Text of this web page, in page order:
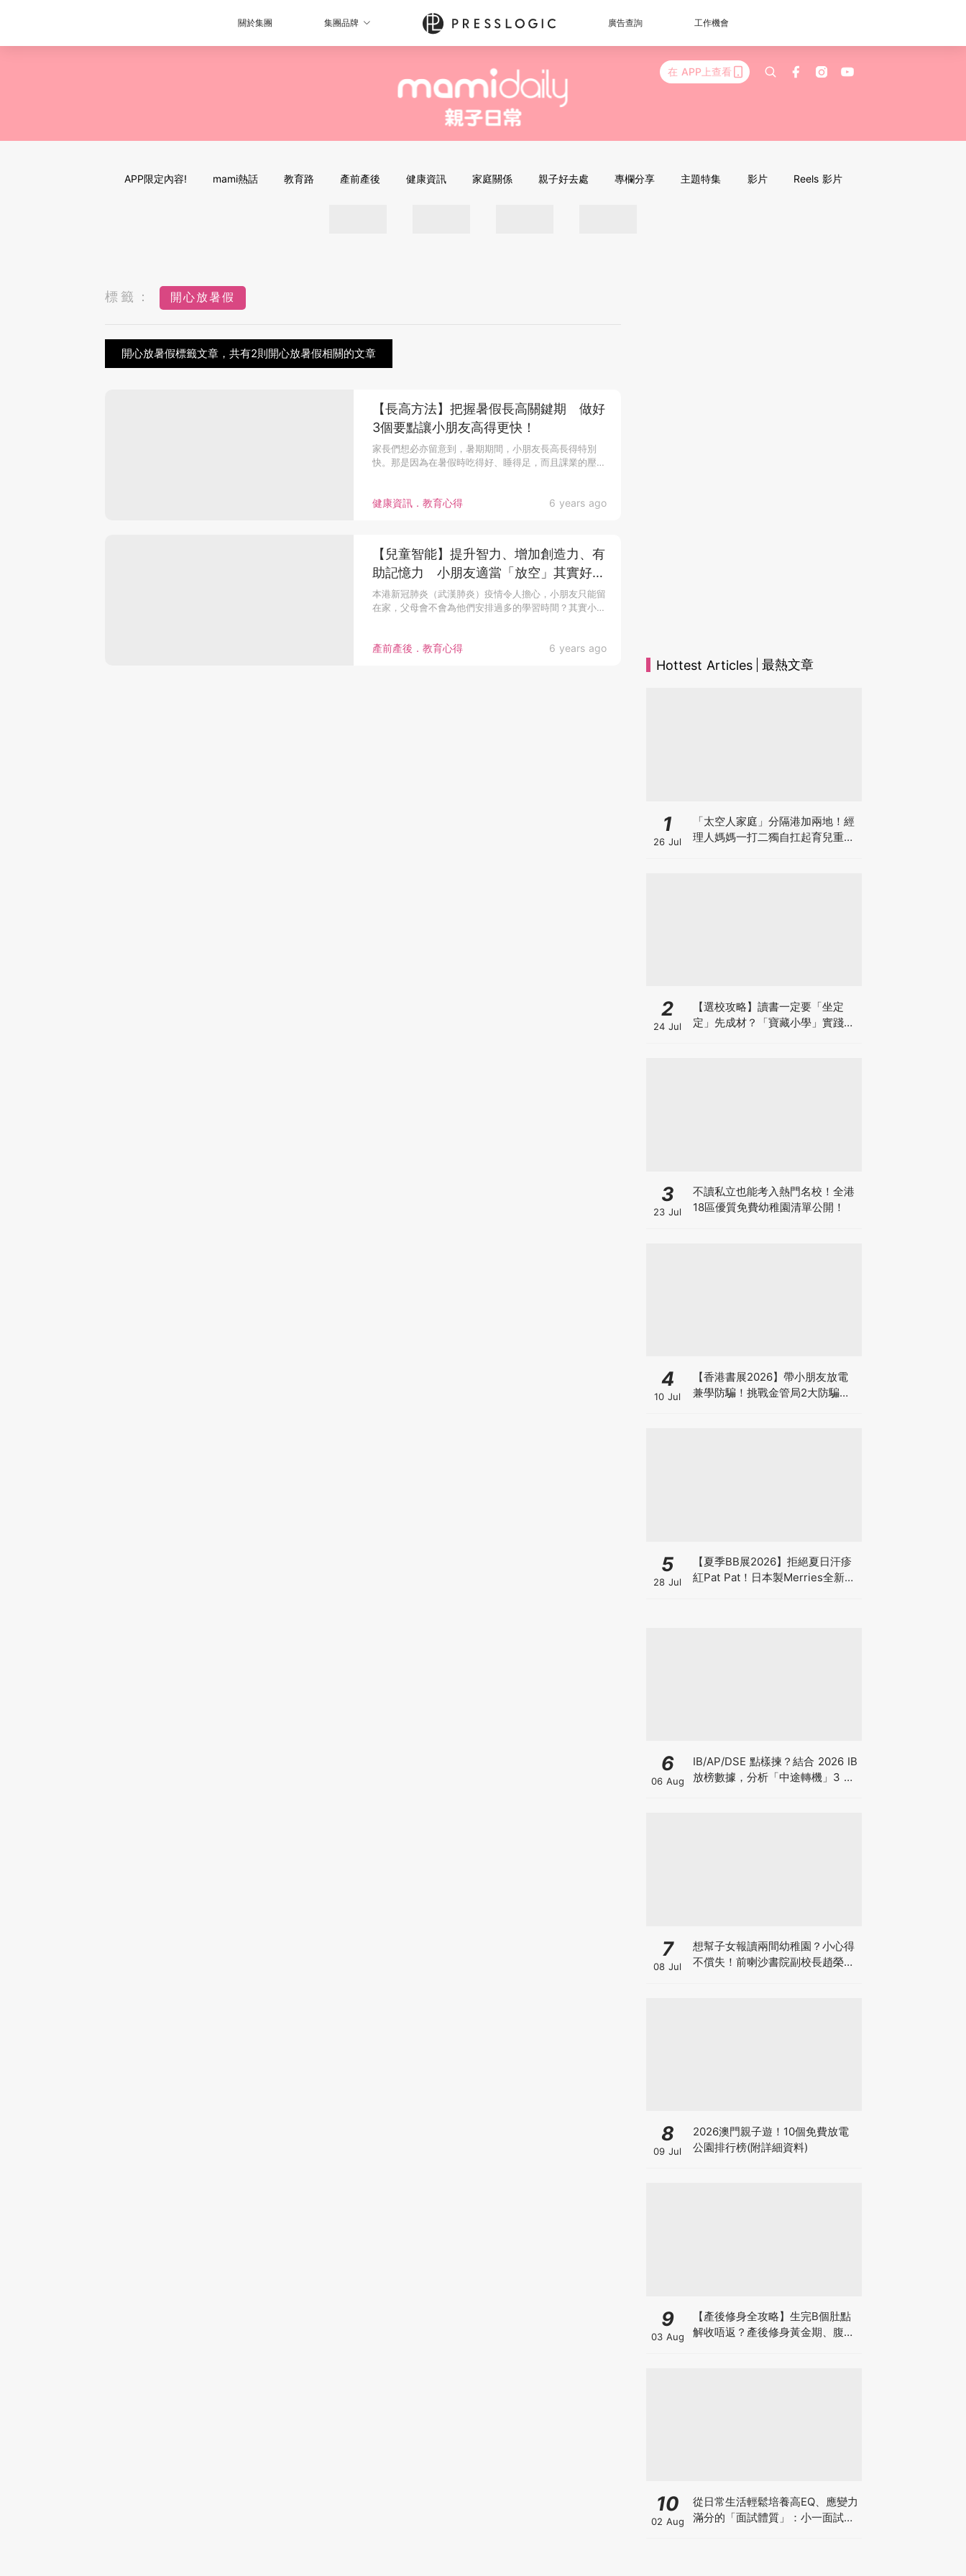
關於集團 集團品牌 廣告查詢 工作機會
在 APP上查看
APP限定內容! mami熱話 教育路 產前產後 健康資訊 家庭關係 親子好去處 專欄分享 主題特集 影片 Reels 影片
標籤： 開心放暑假
開心放暑假標籤文章，共有2則開心放暑假相關的文章
健康資訊．教育心得 6 years ago
【長高方法】把握暑假長高關鍵期 做好
3個要點讓小朋友高得更快！
家長們想必亦留意到，暑期期間，小朋友長高長得特別
快。那是因為在暑假時吃得好、睡得足，而且課業的壓力
產前產後．教育心得 6 years ago
【兒童智能】提升智力、增加創造力、有
助記憶力 小朋友適當「放空」其實好處
多多！
本港新冠肺炎（武漢肺炎）疫情令人擔心，小朋友只能留
在家，父母會不會為他們安排過多的學習時間？其實小
Hottest Articles 最熱文章
1
26 Jul
「太空人家庭」分隔港加兩地！經
理人媽媽一打二獨自扛起育兒重
2
24 Jul
【選校攻略】讀書一定要「坐定
定」先成材？「寶藏小學」實踐動
3
23 Jul
不讀私立也能考入熱門名校！全港
18區優質免費幼稚園清單公開！
4
10 Jul
【香港書展2026】帶小朋友放電
兼學防騙！挑戰金管局2大防騙遊
5
28 Jul
【夏季BB展2026】拒絕夏日汗疹
紅Pat Pat！日本製Merries全新超
6
06 Aug
IB/AP/DSE 點樣揀？結合 2026 IB
放榜數據，分析「中途轉機」3 大
7
08 Jul
想幫子女報讀兩間幼稚園？小心得
不償失！前喇沙書院副校長趙榮
8
09 Jul
2026澳門親子遊！10個免費放電
公園排行榜(附詳細資料)
9
03 Aug
【產後修身全攻略】生完B個肚點
解收唔返？產後修身黃金期、腹直
10
02 Aug
從日常生活輕鬆培養高EQ、應變力
滿分的「面試體質」：小一面試最